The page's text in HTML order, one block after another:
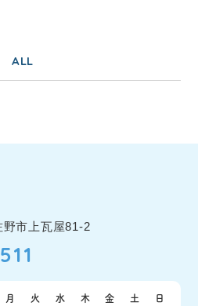
ALL
市上瓦屋81-2
月 火 水 木 金 土 日